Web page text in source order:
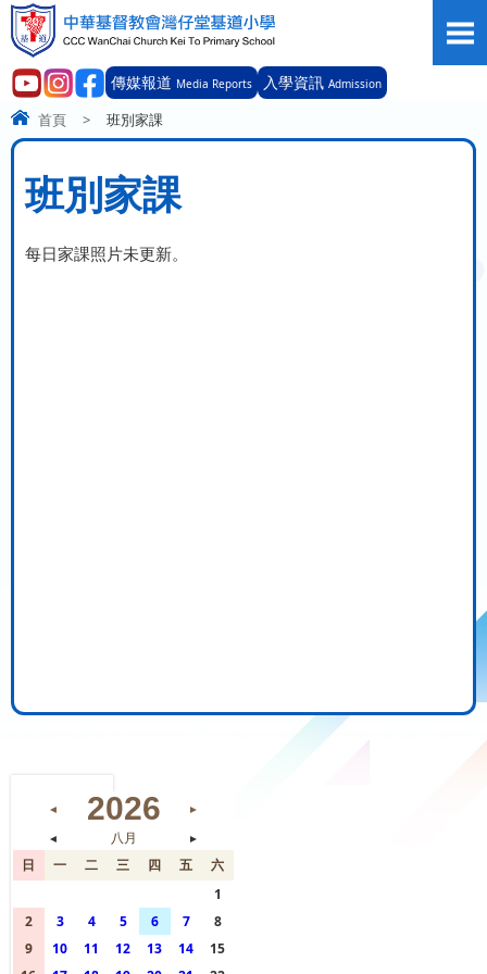
傳媒報道 Media Reports 入學資訊 Admission
首頁 > 班別家課
班別家課
每日家課照片未更新。
◄ 2026
►
◄
八月 ►
日 一 二 三 四 五
六
1
2
3 4 5 6 7
8
9
10 11 12 13 14
15